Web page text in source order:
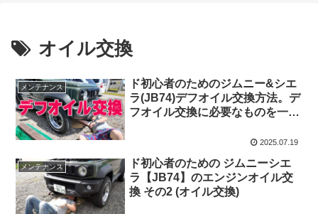
オイル交換
メンテナンス
ド初心者のためのジムニー&シエ
ラ(JB74)デフオイル交換方法。デ
フオイル交換に必要なものを一挙
2025.07.19
メンテナンス
ド初心者のための ジムニーシエ
ラ【JB74】のエンジンオイル交
換 その2 (オイル交換)